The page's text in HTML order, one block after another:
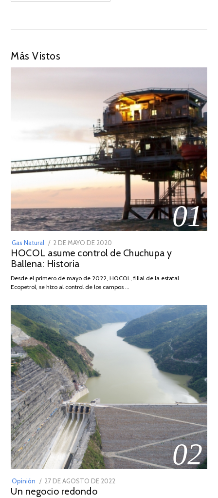
Más Vistos
01
Gas Natural
POSTED
ON
2 DE MAYO DE 2020
DE
2026
HOCOL asume control de Chuchupa y
Ballena: Historia
Desde el primero de mayo de 2022, HOCOL, filial de la estatal
Ecopetrol, se hizo al control de los campos …
02
Opinión
POSTED
ON
27 DE AGOSTO DE 2022
Un negocio redondo